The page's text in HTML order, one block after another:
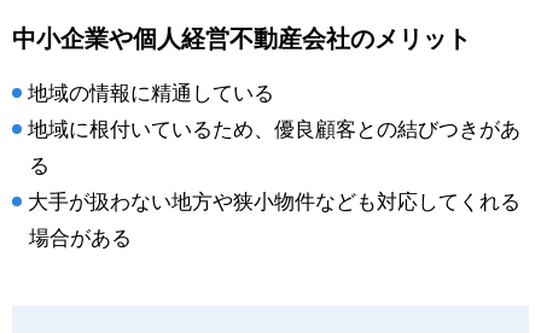
中小企業や個人経営不動産会社のメリット
地域の情報に精通している
地域に根付いているため、優良顧客との結びつきがあ
る
大手が扱わない地方や狭小物件なども対応してくれる
場合がある